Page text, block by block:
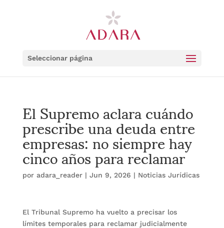
Seleccionar página
El Supremo aclara cuándo
prescribe una deuda entre
empresas: no siempre hay
cinco años para reclamar
por adara_reader| Jun 9, 2026 | Noticias Jurídicas
El Tribunal Supremo ha vuelto a precisar los
límites temporales para reclamar judicialmente